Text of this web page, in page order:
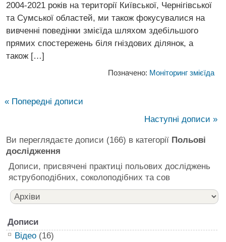
2004-2021 років на території Київської, Чернігівської
та Сумської областей, ми також фокусувалися на
вивченні поведінки змієїда шляхом здебільшого
прямих спостережень біля гніздових ділянок, а
також […]
Позначено: Моніторинг змієїда
« Попередні дописи
Наступні дописи »
Ви переглядаєте дописи (166) в категорії Польові
дослідження
Дописи, присвячені практиці польових досліджень
яструбоподібних, соколоподібних та сов
Дописи
Відео(16)